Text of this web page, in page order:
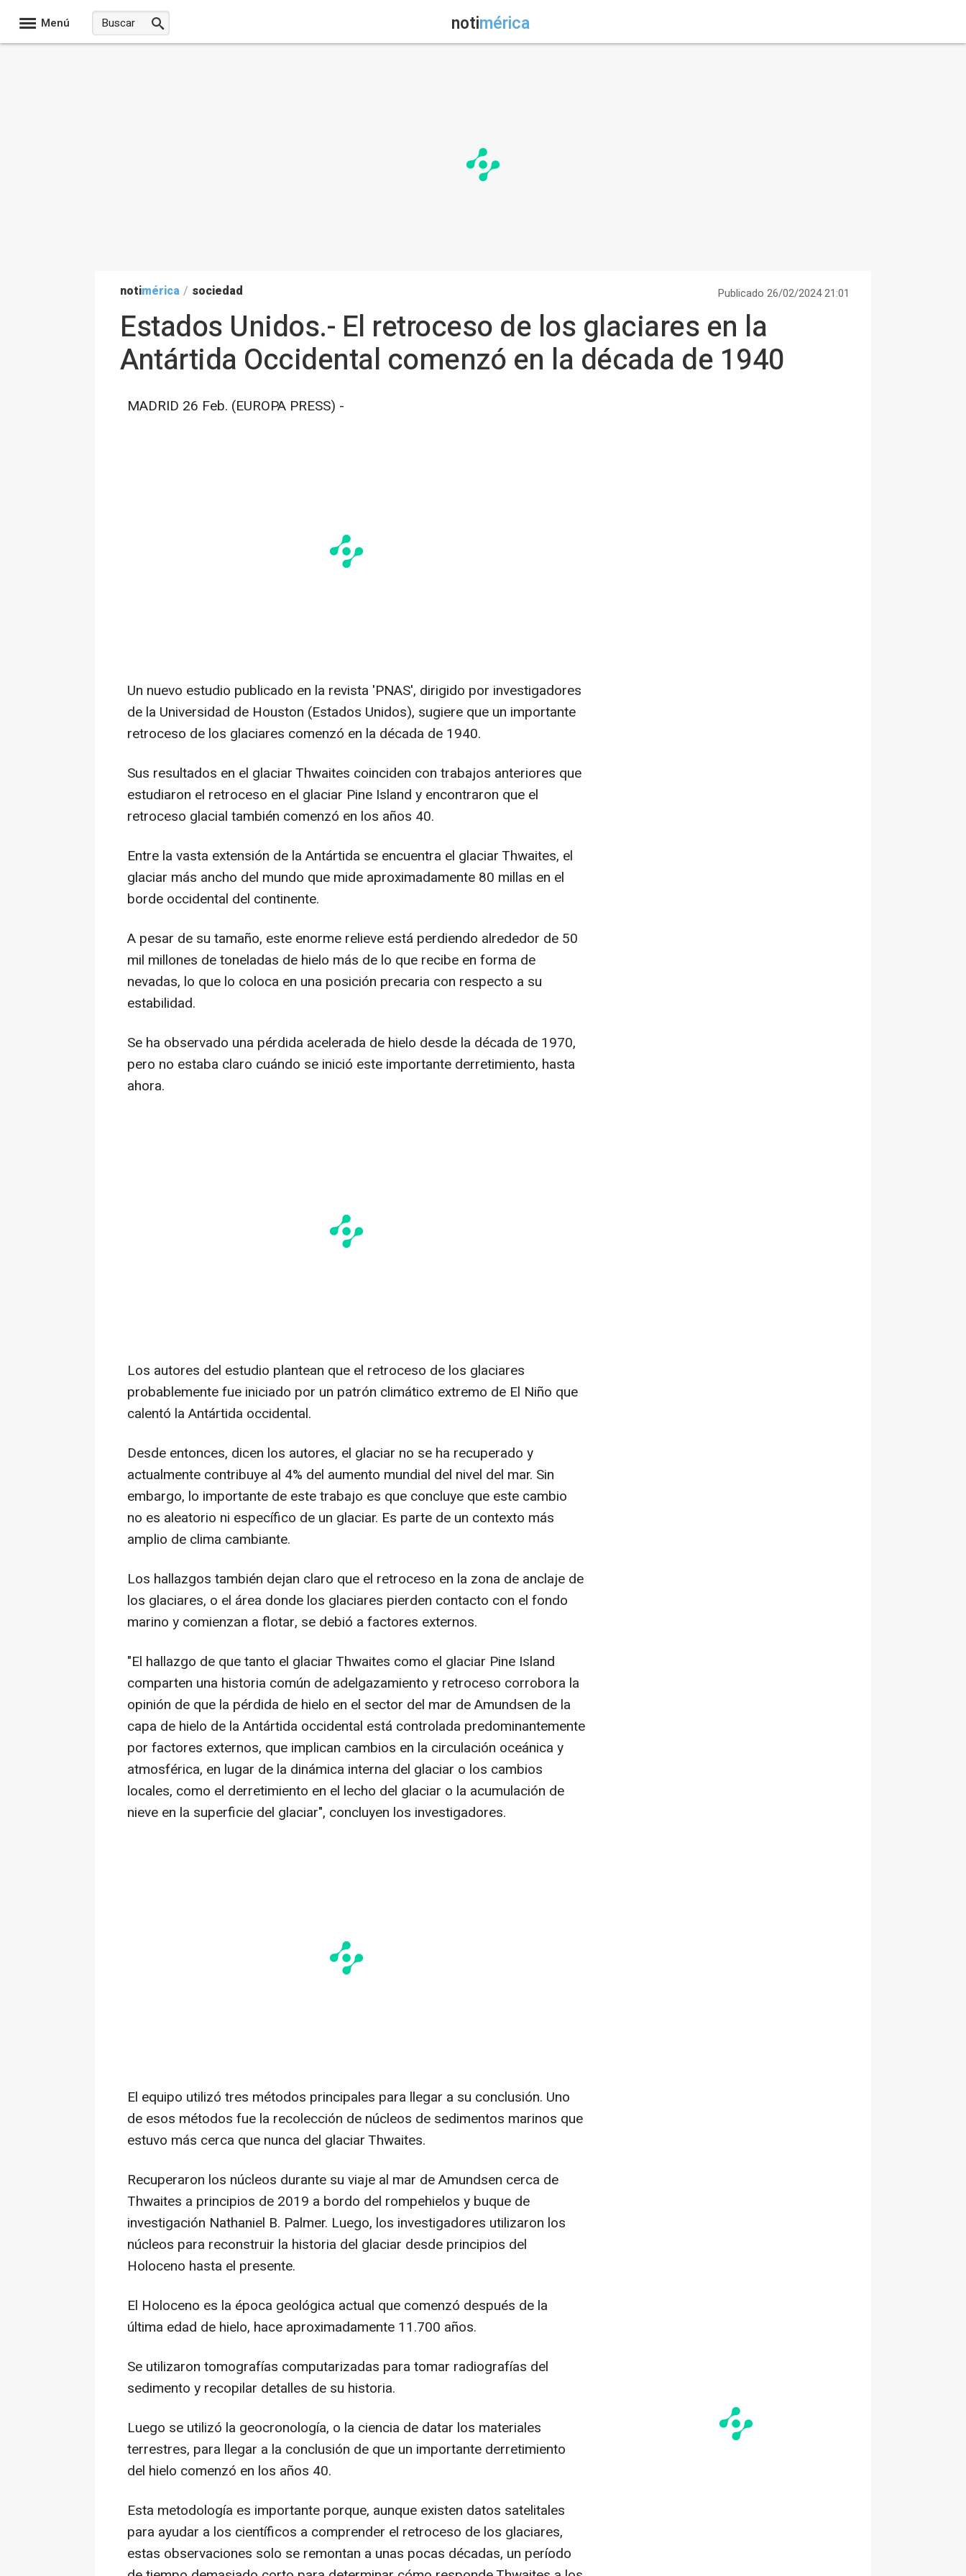
Menú notimérica
notimérica / sociedad Publicado 26/02/2024 21:01
Estados Unidos.- El retroceso de los glaciares en la
Antártida Occidental comenzó en la década de 1940
MADRID 26 Feb. (EUROPA PRESS) -
Un nuevo estudio publicado en la revista 'PNAS', dirigido por investigadores
de la Universidad de Houston (Estados Unidos), sugiere que un importante
retroceso de los glaciares comenzó en la década de 1940.
Sus resultados en el glaciar Thwaites coinciden con trabajos anteriores que
estudiaron el retroceso en el glaciar Pine Island y encontraron que el
retroceso glacial también comenzó en los años 40.
Entre la vasta extensión de la Antártida se encuentra el glaciar Thwaites, el
glaciar más ancho del mundo que mide aproximadamente 80 millas en el
borde occidental del continente.
A pesar de su tamaño, este enorme relieve está perdiendo alrededor de 50
mil millones de toneladas de hielo más de lo que recibe en forma de
nevadas, lo que lo coloca en una posición precaria con respecto a su
estabilidad.
Se ha observado una pérdida acelerada de hielo desde la década de 1970,
pero no estaba claro cuándo se inició este importante derretimiento, hasta
ahora.
Los autores del estudio plantean que el retroceso de los glaciares
probablemente fue iniciado por un patrón climático extremo de El Niño que
calentó la Antártida occidental.
Desde entonces, dicen los autores, el glaciar no se ha recuperado y
actualmente contribuye al 4% del aumento mundial del nivel del mar. Sin
embargo, lo importante de este trabajo es que concluye que este cambio
no es aleatorio ni específico de un glaciar. Es parte de un contexto más
amplio de clima cambiante.
Los hallazgos también dejan claro que el retroceso en la zona de anclaje de
los glaciares, o el área donde los glaciares pierden contacto con el fondo
marino y comienzan a flotar, se debió a factores externos.
"El hallazgo de que tanto el glaciar Thwaites como el glaciar Pine Island
comparten una historia común de adelgazamiento y retroceso corrobora la
opinión de que la pérdida de hielo en el sector del mar de Amundsen de la
capa de hielo de la Antártida occidental está controlada predominantemente
por factores externos, que implican cambios en la circulación oceánica y
atmosférica, en lugar de la dinámica interna del glaciar o los cambios
locales, como el derretimiento en el lecho del glaciar o la acumulación de
nieve en la superficie del glaciar", concluyen los investigadores.
El equipo utilizó tres métodos principales para llegar a su conclusión. Uno
de esos métodos fue la recolección de núcleos de sedimentos marinos que
estuvo más cerca que nunca del glaciar Thwaites.
Recuperaron los núcleos durante su viaje al mar de Amundsen cerca de
Thwaites a principios de 2019 a bordo del rompehielos y buque de
investigación Nathaniel B. Palmer. Luego, los investigadores utilizaron los
núcleos para reconstruir la historia del glaciar desde principios del
Holoceno hasta el presente.
El Holoceno es la época geológica actual que comenzó después de la
última edad de hielo, hace aproximadamente 11.700 años.
Se utilizaron tomografías computarizadas para tomar radiografías del
sedimento y recopilar detalles de su historia.
Luego se utilizó la geocronología, o la ciencia de datar los materiales
terrestres, para llegar a la conclusión de que un importante derretimiento
del hielo comenzó en los años 40.
Esta metodología es importante porque, aunque existen datos satelitales
para ayudar a los científicos a comprender el retroceso de los glaciares,
estas observaciones solo se remontan a unas pocas décadas, un período